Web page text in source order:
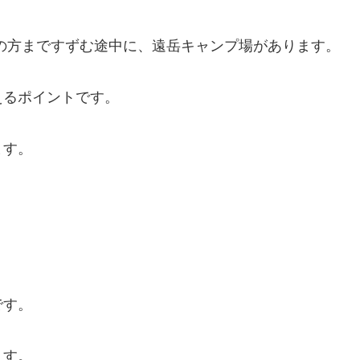
まですずむ途中に、遠岳キャンプ場があります。
ポイントです。
。
。
。